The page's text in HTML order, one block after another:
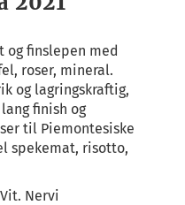
og finslepen med
roser, mineral.
og lagringskraftig,
finish og
til Piemontesiske
spekemat, risotto,
Nervi